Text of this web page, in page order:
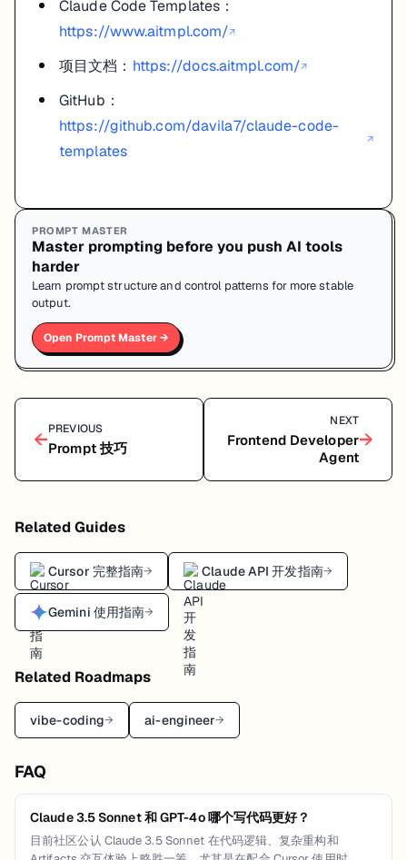
Claude Code Templates：
https://www.aitmpl.com/↗
项目文档： https://docs.aitmpl.com/↗
GitHub：
https://github.com/davila7/claude-code-
templates
↗
PROMPT MASTER
Master prompting before you push AI tools
harder
Learn prompt structure and control patterns for more stable
output.
Open Prompt Master →
←PREVIOUS
Prompt 技巧
NEXT
Frontend Developer
Agent
→
Related Guides
Cursor 完整指南→ Claude API 开发指南→
Gemini 使用指南→
Related Roadmaps
vibe-coding→ ai-engineer→
FAQ
Claude 3.5 Sonnet 和 GPT-4o 哪个写代码更好？
目前社区公认 Claude 3.5 Sonnet 在代码逻辑、复杂重构和